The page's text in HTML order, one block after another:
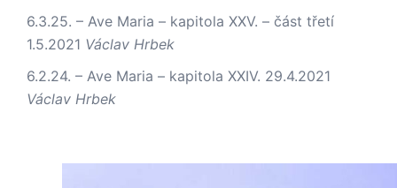
6.3.25. – Ave Maria – kapitola XXV. – část třetí
1.5.2021 Václav Hrbek
6.2.24. – Ave Maria – kapitola XXIV. 29.4.2021
Václav Hrbek